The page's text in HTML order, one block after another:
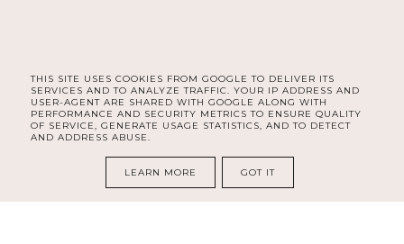
FACEBOOK INSTAGRAM
KOBIET | SELF CARE, ORGANIZACJA, ROZWÓJ I LIFESTYLE
BLOG DESIGN: KAROGRAFIA.PL
THIS SITE USES COOKIES FROM GOOGLE TO DELIVER ITS
SERVICES AND TO ANALYZE TRAFFIC. YOUR IP ADDRESS AND
USER-AGENT ARE SHARED WITH GOOGLE ALONG WITH
PERFORMANCE AND SECURITY METRICS TO ENSURE QUALITY
OF SERVICE, GENERATE USAGE STATISTICS, AND TO DETECT
AND ADDRESS ABUSE.
LEARN MORE GOT IT